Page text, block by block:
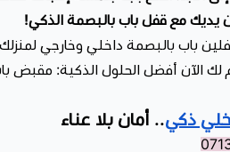
يديك مع قفل باب بالبصمة الذكي!
باب بالبصمة داخلي وخارجي
لك الآن أفضل الحلول الذكية: مقبض
ذكي.. أمان بلا عناء